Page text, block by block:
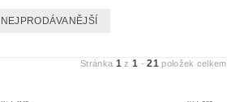
NEJPRODÁVANĚJŠÍ
Stránka 1 z1 -21 položek celkem